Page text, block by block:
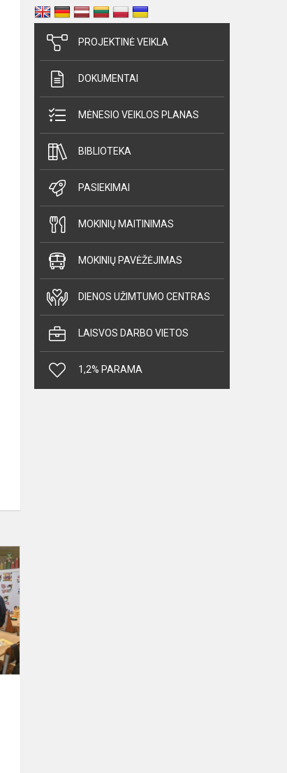
SU
HIGIENISTE
PROJEKTINĖ VEIKLA
DOKUMENTAI
MĖNESIO VEIKLOS PLANAS
BIBLIOTEKA
PASIEKIMAI
MOKINIŲ MAITINIMAS
MOKINIŲ PAVĖŽĖJIMAS
DIENOS UŽIMTUMO CENTRAS
LAISVOS DARBO VIETOS
1,2% PARAMA